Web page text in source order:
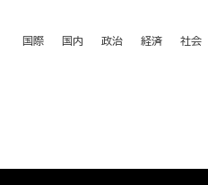
国際 国内 政治 経済 社会